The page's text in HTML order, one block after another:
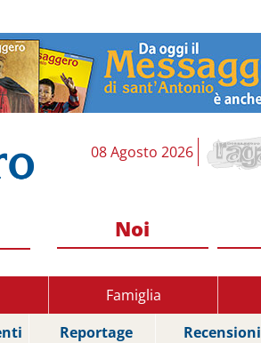
08 Agosto 2026
Noi
Famiglia
Reportage Recensioni